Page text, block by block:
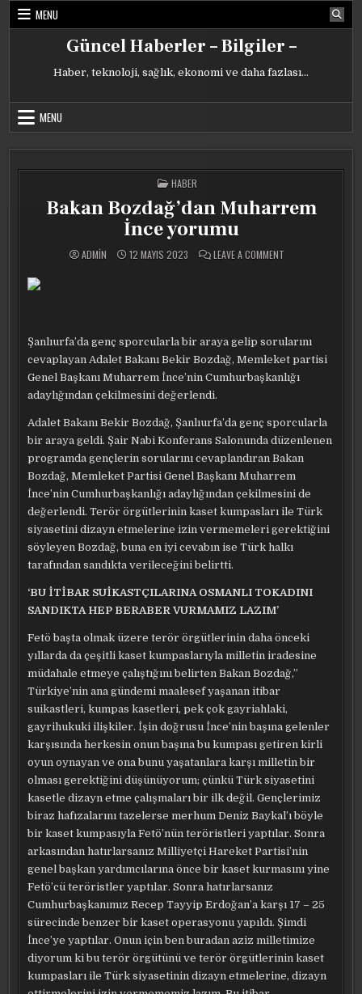
Skip
MENU
Güncel Haberler – Bilgiler –
Haber, teknoloji, sağlık, ekonomi ve daha fazlası…
MENU
POSTED
IN
HABER
Bakan Bozdağ’dan Muharrem
İnce yorumu
ADMIN 12 MAYIS 2023 LEAVE A COMMENT
Şanlıurfa’da genç sporcularla bir araya gelip sorularını
cevaplayan Adalet Bakanı Bekir Bozdağ, Memleket partisi
Genel Başkanı Muharrem İnce’nin Cumhurbaşkanlığı
adaylığından çekilmesini değerlendi.
Adalet Bakanı Bekir Bozdağ, Şanlıurfa’da genç sporcularla
bir araya geldi. Şair Nabi Konferans Salonunda düzenlenen
programda gençlerin sorularını cevaplandıran Bakan
Bozdağ, Memleket Partisi Genel Başkanı Muharrem
İnce’nin Cumhurbaşkanlığı adaylığından çekilmesini de
değerlendi. Terör örgütlerinin kaset kumpasları ile Türk
siyasetini dizayn etmelerine izin vermemeleri gerektiğini
söyleyen Bozdağ, buna en iyi cevabın ise Türk halkı
tarafından sandıkta verileceğini belirtti.
‘BU İTİBAR SUİKASTÇILARINA OSMANLI TOKADINI
SANDIKTA HEP BERABER VURMAMIZ LAZIM’
Fetö başta olmak üzere terör örgütlerinin daha önceki
yıllarda da çeşitli kaset kumpaslarıyla milletin iradesine
müdahale etmeye çalıştığını belirten Bakan Bozdağ,”
Türkiye’nin ana gündemi maalesef yaşanan itibar
suikastleri, kumpas kasetleri, pek çok gayriahlaki,
gayrihukuki ilişkiler. İşin doğrusu İnce’nin başına gelenler
karşısında herkesin onun başına bu kumpası getiren kirli
oyun oynayan ve ona bunu yaşatanlara karşı milletin bir
olması gerektiğini düşünüyorum; çünkü Türk siyasetini
kasetle dizayn etme çalışmaları bir ilk değil. Gençlerimiz
biraz hafızalarını tazelerse merhum Deniz Baykal’ı böyle
bir kaset kumpasıyla Fetö’nün teröristleri yaptılar. Sonra
arkasından hatırlarsanız Milliyetçi Hareket Partisi’nin
genel başkan yardımcılarına önce bir kaset kurmasını yine
Fetö’cü teröristler yaptılar. Sonra hatırlarsanız
Cumhurbaşkanımız Recep Tayyip Erdoğan’a karşı 17 – 25
sürecinde benzer bir kaset operasyonu yapıldı. Şimdi
İnce’ye yaptılar. Onun için ben buradan aziz milletimize
diyorum ki bu terör örgütünü ve terör örgütlerinin kaset
kumpasları ile Türk siyasetinin dizayn etmelerine, dizayn